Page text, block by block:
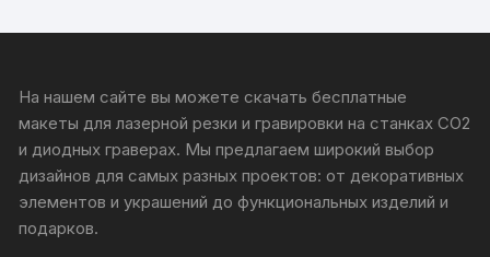
На нашем сайте вы можете скачать бесплатные
макеты для лазерной резки и гравировки на станках CO2
и диодных граверах. Мы предлагаем широкий выбор
дизайнов для самых разных проектов: от декоративных
элементов и украшений до функциональных изделий и
подарков.